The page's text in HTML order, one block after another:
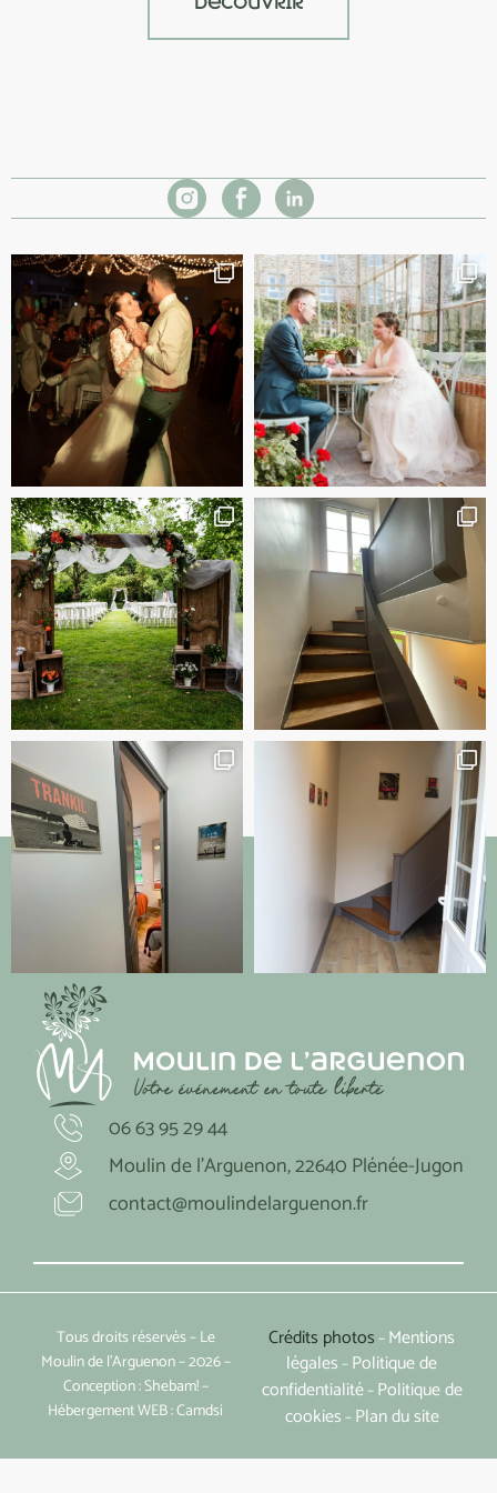
06 63 95 29 44
Moulin de l'Arguenon, 22640 Plénée-Jugon
contact@moulindelarguenon.fr
Tous droits réservés – Le
Moulin de l’Arguenon – 2026 –
Conception :Shebam!–
Hébergement WEB :Camdsi
Crédits photos–Mentions
légales–Politique de
confidentialité–Politique de
cookies–Plan du site